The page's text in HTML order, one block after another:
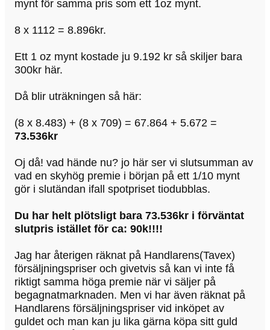
mynt för samma pris som ett 1oz mynt.
8 x 1112 = 8.896kr.
Ett 1 oz mynt kostade ju 9.192 kr så skiljer bara
300kr här.
Då blir uträkningen så här:
(8 x 8.483) + (8 x 709) = 67.864 + 5.672 =
73.536kr
Oj då! vad hände nu? jo här ser vi slutsumman av
vad en skyhög premie i början på ett 1/10 mynt
gör i slutändan ifall spotpriset tiodubblas.
Du har helt plötsligt bara 73.536kr i förväntat
slutpris istället för ca: 90k!!!!
Jag har återigen räknat på Handlarens(Tavex)
försäljningspriser och givetvis så kan vi inte få
riktigt samma höga premie när vi säljer på
begagnatmarknaden. Men vi har även räknat på
Handlarens försäljningspriser vid inköpet av
guldet och man kan ju lika gärna köpa sitt guld